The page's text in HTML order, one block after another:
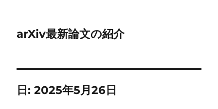
arXiv最新論文の紹介
日:2025年5月26日